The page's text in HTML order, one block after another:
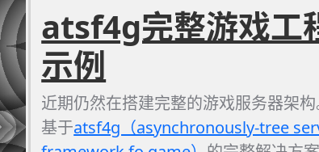
atsf4g完整游戏工
示例
近期仍然在搭建完整的游戏服务器架构
基于atsf4g（asynchronously-tree